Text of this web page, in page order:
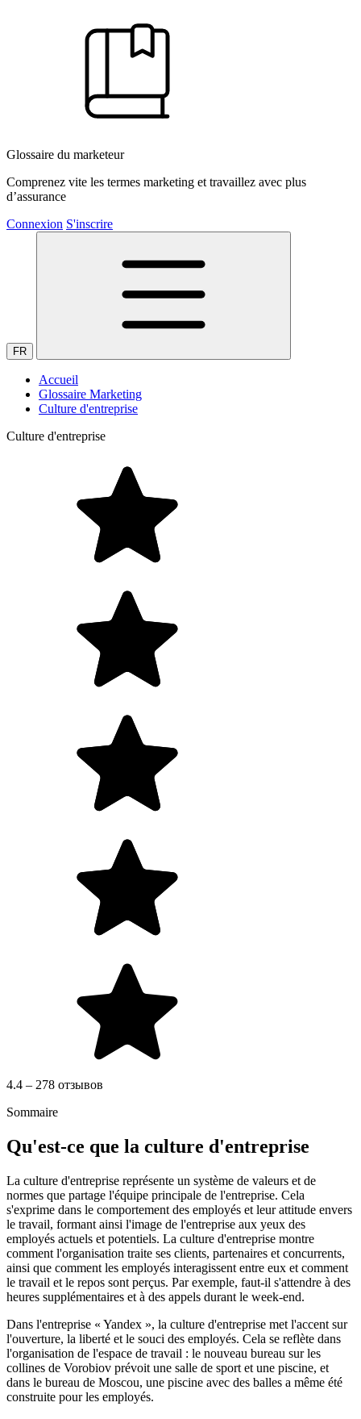
Glossaire du marketeur
Comprenez vite les termes marketing et travaillez avec plus
d’assurance
Connexion S'inscrire
FR
Accueil
Glossaire Marketing
Culture d'entreprise
Culture d'entreprise
4.4 – 278 отзывов
Sommaire
Qu'est-ce que la culture d'entreprise
La culture d'entreprise représente un système de valeurs et de
normes que partage l'équipe principale de l'entreprise. Cela
s'exprime dans le comportement des employés et leur attitude envers
le travail, formant ainsi l'image de l'entreprise aux yeux des
employés actuels et potentiels. La culture d'entreprise montre
comment l'organisation traite ses clients, partenaires et concurrents,
ainsi que comment les employés interagissent entre eux et comment
le travail et le repos sont perçus. Par exemple, faut-il s'attendre à des
heures supplémentaires et à des appels durant le week-end.
Dans l'entreprise « Yandex », la culture d'entreprise met l'accent sur
l'ouverture, la liberté et le souci des employés. Cela se reflète dans
l'organisation de l'espace de travail : le nouveau bureau sur les
collines de Vorobiov prévoit une salle de sport et une piscine, et
dans le bureau de Moscou, une piscine avec des balles a même été
construite pour les employés.